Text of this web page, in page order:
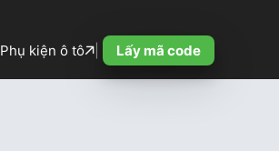
Phụ kiện ô tô Lấy mã code